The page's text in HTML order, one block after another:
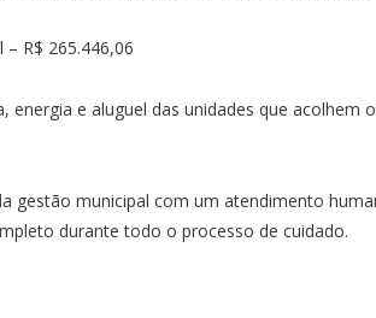
R$ 265.446,06
e aluguel das unidades que acolhem
gestão municipal com um atendimento
durante todo o processo de cuidado.